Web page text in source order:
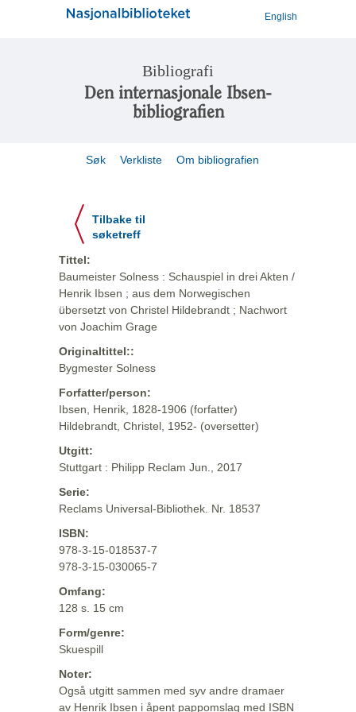
English
Bibliografi
Den internasjonale Ibsen-
bibliografien
Søk Verkliste Om bibliografien
Tilbake til
søketreff
Tittel:
Baumeister Solness : Schauspiel in drei Akten /
Henrik Ibsen ; aus dem Norwegischen
übersetzt von Christel Hildebrandt ; Nachwort
von Joachim Grage
Originaltittel::
Bygmester Solness
Forfatter/person:
Ibsen, Henrik, 1828-1906 (forfatter)
Hildebrandt, Christel, 1952- (oversetter)
Utgitt:
Stuttgart : Philipp Reclam Jun., 2017
Serie:
Reclams Universal-Bibliothek. Nr. 18537
ISBN:
978-3-15-018537-7
978-3-15-030065-7
Omfang:
128 s. 15 cm
Form/genre:
Skuespill
Noter:
Også utgitt sammen med syv andre dramaer
av Henrik Ibsen i åpent pappomslag med ISBN